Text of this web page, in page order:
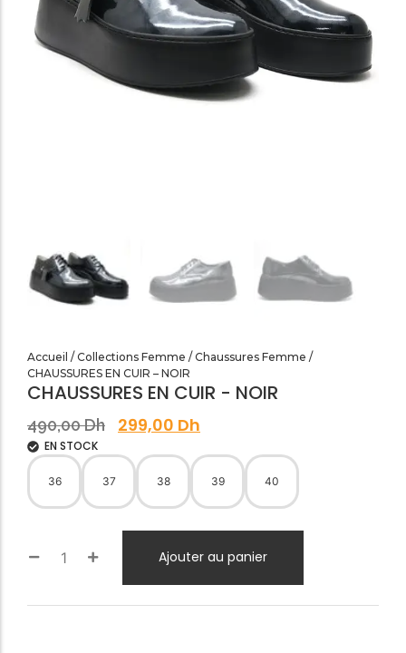
SANDALES PLATES & MEDICALES FEMME
SANDALES SOIRÉES FEMME
Accueil / Collections Femme / Chaussures Femme /
CHAUSSURES EN CUIR – NOIR
CHAUSSURES EN CUIR - NOIR
490,00Dh 299,00 Dh
EN STOCK
36 37 38 39 40
Ajouter au panier